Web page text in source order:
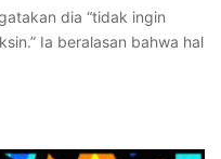
dia “tidak ingin
Ia beralasan bahwa hal